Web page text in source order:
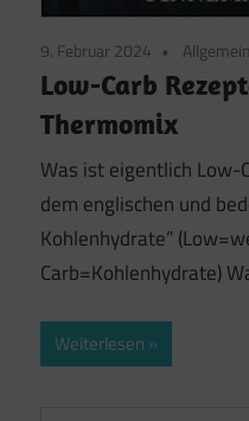
9. Februar 2024 Allgemein
Low-Carb
Thermomix
Was ist eigentlich Low-
dem englischen und
Kohlenhydrate”
Carb=Kohlenhydrate)
Weiterlesen